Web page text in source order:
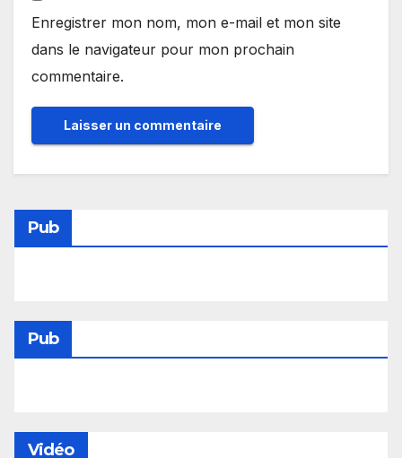
Enregistrer mon nom, mon e-mail et mon site
dans le navigateur pour mon prochain
commentaire.
Pub
Pub
Vidéo